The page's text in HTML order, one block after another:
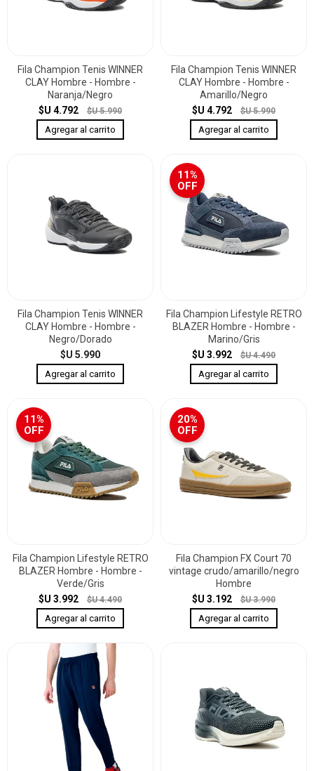
Fila Champion Tenis WINNER
CLAY Hombre - Hombre -
Naranja/Negro
$U 4.792
$U 5.990
Fila Champion Tenis WINNER
CLAY Hombre - Hombre -
Amarillo/Negro
$U 4.792
$U 5.990
Fila Champion Tenis WINNER
CLAY Hombre - Hombre -
Negro/Dorado
$U 5.990
11%
OFF
Fila Champion Lifestyle RETRO
BLAZER Hombre - Hombre -
Marino/Gris
$U 3.992
$U 4.490
11%
OFF
Fila Champion Lifestyle RETRO
BLAZER Hombre - Hombre -
Verde/Gris
$U 3.992
$U 4.490
20%
OFF
Fila Champion FX Court 70
vintage crudo/amarillo/negro
Hombre
$U 3.192
$U 3.990